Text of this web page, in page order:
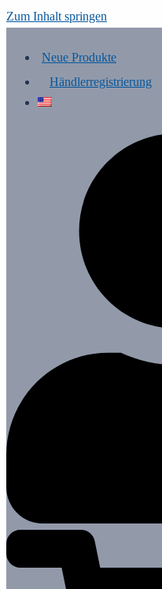
Zum Inhalt springen
Neue Produkte
Händlerregistrierung